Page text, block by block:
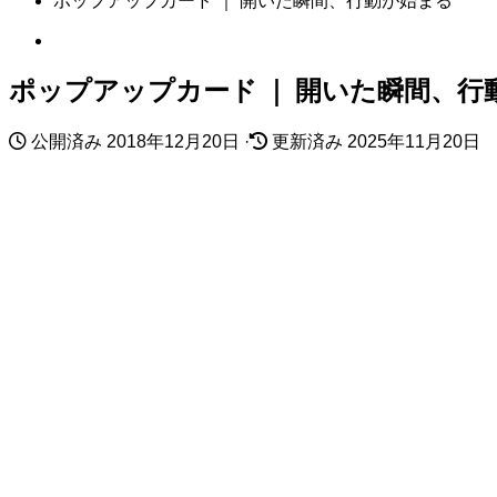
ポップアップカード ｜ 開いた瞬間、行
公開済み 2018年12月20日 · 更新済み 2025年11月20日